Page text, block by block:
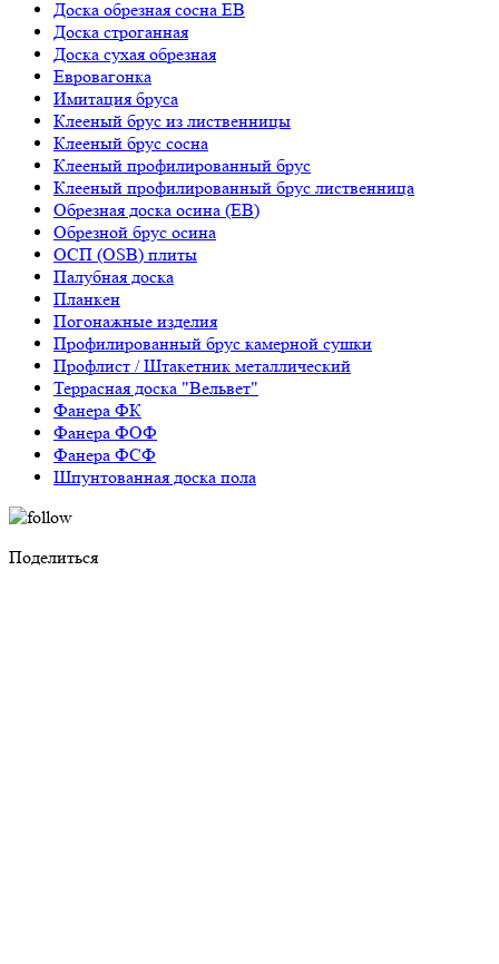
Доска обрезная сосна ЕВ
Доска строганная
Доска сухая обрезная
Евровагонка
Имитация бруса
Клееный брус из лиственницы
Клееный брус сосна
Клееный профилированный брус
Клееный профилированный брус лиственница
Обрезная доска осина (ЕВ)
Обрезной брус осина
ОСП (OSB) плиты
Палубная доска
Планкен
Погонажные изделия
Профилированный брус камерной сушки
Профлист / Штакетник металлический
Террасная доска "Вельвет"
Фанера ФК
Фанера ФОФ
Фанера ФСФ
Шпунтованная доска пола
Поделиться